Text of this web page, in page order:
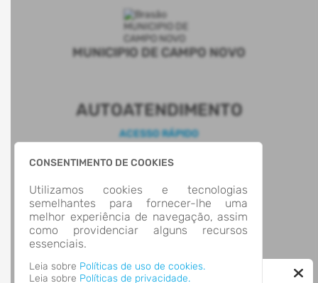
CONSENTIMENTO DE COOKIES
Utilizamos cookies e tecnologias
semelhantes para fornecer-lhe uma
melhor experiência de navegação, assim
como providenciar alguns recursos
essenciais.
Leia sobre Políticas de uso de cookies.
Leia sobre Políticas de privacidade.
MUNICIPIO DE CAMPO NOVO
AUTOATENDIMENTO
ACESSO RÁPIDO
Cidadão
LOCALIZAÇÃO
Avenida Bento Gonçalves, Nº 555, Centro
Campo Novo/
CEP: 98.570-000
CONTATOS
(55) 2013-0080